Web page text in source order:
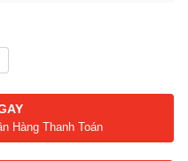
Hàng Thanh Toán